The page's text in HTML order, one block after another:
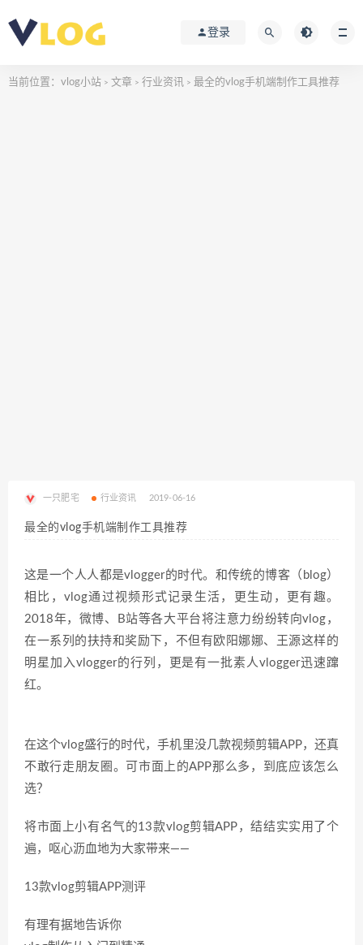
登录
当前位置： vlog小站 > 文章 > 行业资讯 > 最全的vlog手机端制作工具推荐
一只肥宅 行业资讯 2019-06-16
最全的vlog手机端制作工具推荐
这是一个人人都是vlogger的时代。和传统的博客（blog）
相比，vlog通过视频形式记录生活，更生动，更有趣。
2018年，微博、B站等各大平台将注意力纷纷转向vlog，
在一系列的扶持和奖励下，不但有欧阳娜娜、王源这样的
明星加入vlogger的行列，更是有一批素人vlogger迅速蹿
红。
在这个vlog盛行的时代，手机里没几款视频剪辑APP，还真
不敢行走朋友圈。可市面上的APP那么多，到底应该怎么
选？
将市面上小有名气的13款vlog剪辑APP，结结实实用了个
遍，呕心沥血地为大家带来——
13款vlog剪辑APP测评
有理有据地告诉你